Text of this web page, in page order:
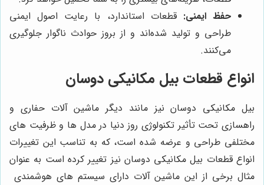
حفظ ایمنی: قطعات استاندارد، با رعایت اصول ایمنی
طراحی و تولید شده‌اند و از بروز حوادث ناگوار جلوگیری
می‌کنند.
انواع قطعات بیل مکانیکی دوسان
بیل مکانیکی دوسان نیز مانند دیگر ماشین آلات حفاری و
راهسازی تحت تأثیر تکنولوژی روز دنیا در مدل ها و ظرفیت های
مختلفی طراحی و عرضه شده است، که به تناسب این تغییرات
انواع قطعات بیل مکانیکی دوسان نیز تغییر کرده است به عنوان
مثال برخی از این ماشین آلات دارای سیستم های هوشمندی